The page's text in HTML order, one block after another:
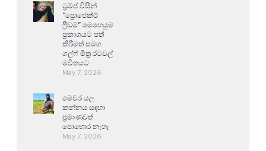
ට්‍රම්ප් විසින්
“ප්‍රොජෙක්ට්
ෆ්‍රීඩම්” මෙහෙයුම
ප්‍රකාශයට පත්
කිරීමත් සමග
ගල්ෆ් මිත්‍ර රටවල්
මවිතයට
May 7, 2026
මෙවර යල
කන්නය සඳහා
ප්‍රමාණවත්
පොහොර නැහැ
May 7, 2026